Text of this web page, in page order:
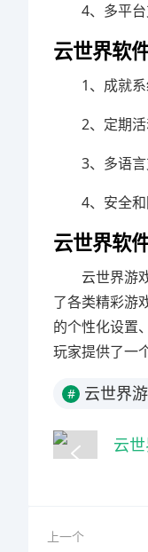
4、多平
云世界软
1、成就
2、定期
3、多语
4、安全
云世界软
云世界游
了各类精彩游
的个性化设置
玩家提供了一
# 云世界
上一个